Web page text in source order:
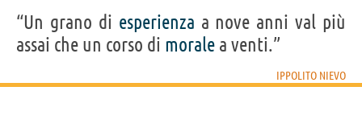
Personaggi affini perPROFESSIONE CONTENUTI
“Un grano di esperienza a nove anni val più
assai che un corso di morale a venti.”
IPPOLITO NIEVO